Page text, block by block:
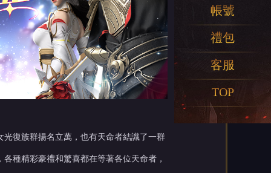
復族群揚名立萬，也有天命者結識了一群
種精彩豪禮和驚喜都在等著各位天命者，
帳號
禮包
客服
TOP